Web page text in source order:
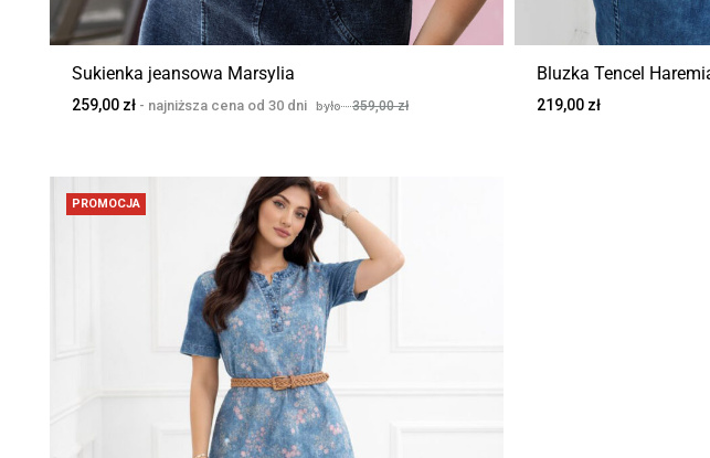
Sukienka jeansowa Marsylia
259,00 zł 359,00zł
Bluzka Tencel
219,00 zł
PROMOCJA